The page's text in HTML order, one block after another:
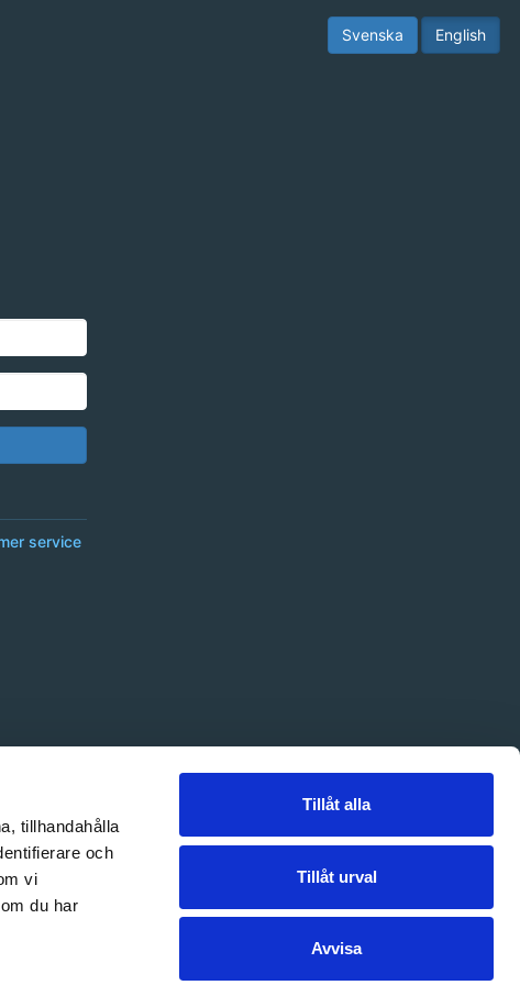
tillhandahålla
och
vi
du har
Tillåt alla
Tillåt urval
Avvisa
English
Svenska
service